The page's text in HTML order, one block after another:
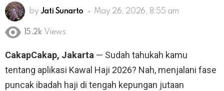
by Jati Sunarto May 26, 2026, 8:55 am
15.2k Views
CakapCakap, Jakarta — Sudah tahukah kamu
tentang aplikasi Kawal Haji 2026? Nah, menjalani fase
puncak ibadah haji di tengah kepungan jutaan